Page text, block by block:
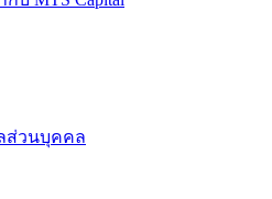
ส่วนบุคคล